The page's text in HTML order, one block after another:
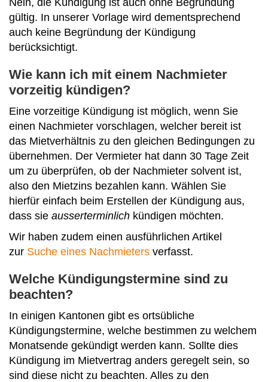
Nein, die Kündigung ist auch ohne Begründung
gültig. In unserer Vorlage wird dementsprechend
auch keine Begründung der Kündigung
berücksichtigt.
Wie kann ich mit einem Nachmieter
vorzeitig kündigen?
Eine vorzeitige Kündigung ist möglich, wenn Sie
einen Nachmieter vorschlagen, welcher bereit ist
das Mietverhältnis zu den gleichen Bedingungen zu
übernehmen. Der Vermieter hat dann 30 Tage Zeit
um zu überprüfen, ob der Nachmieter solvent ist,
also den Mietzins bezahlen kann. Wählen Sie
hierfür einfach beim Erstellen der Kündigung aus,
dass sie ausserterminlich kündigen möchten.
Wir haben zudem einen ausführlichen Artikel
zur Suche eines Nachmieters verfasst.
Welche Kündigungstermine sind zu
beachten?
In einigen Kantonen gibt es ortsübliche
Kündigungstermine, welche bestimmen zu welchem
Monatsende gekündigt werden kann. Sollte dies
Kündigung im Mietvertrag anders geregelt sein, so
sind diese nicht zu beachten. Alles zu den